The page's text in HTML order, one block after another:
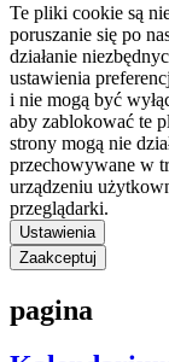
Te pliki cookie są
poruszanie się po
działanie
ustawienia
i nie mogą być
aby zablokować te
strony mogą nie
przechowywane w
urządzeniu
przeglądarki.
Ustawienia
Zaakceptuj
pagina